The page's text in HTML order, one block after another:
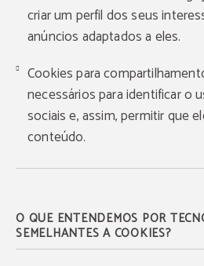
criar um perfil dos seus
anúncios adaptados a eles.
Cookies para
necessários para identificar o
sociais e, assim, permitir que
conteúdo.
O QUE ENTENDEMOS POR
SEMELHANTES A COOKIES?